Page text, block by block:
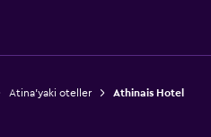
Atina'yaki oteller Athinais Hotel